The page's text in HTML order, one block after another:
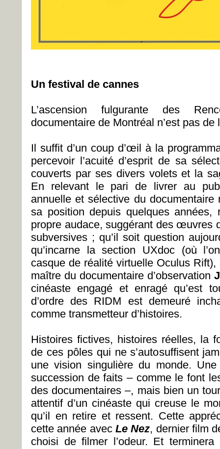
Un festival de cannes
L’ascension fulgurante des
documentaire de Montréal n’est pas de
Il suffit d’un coup d’œil à la
percevoir l’acuité d’esprit de sa
couverts par ses divers volets et la
En relevant le pari de livrer au
annuelle et sélective du
sa position depuis quelques
propre audace, suggérant des œuvres
subversives ; qu’il soit question
qu’incarne la section UXdoc (où
casque de réalité virtuelle Oculus
maître du documentaire d’observation
cinéaste engagé et enragé qu’est
d’ordre des RIDM est demeuré
comme transmetteur d’histoires.
Histoires fictives, histoires réelles, la
de ces pôles qui ne s’autosuffisent
une vision singulière du monde.
succession de faits – comme le font
des documentaires –, mais bien un
attentif d’un cinéaste qui creuse le
qu’il en retire et ressent. Cette
cette année avec Le Nez, dernier film
choisi de filmer l’odeur. Et